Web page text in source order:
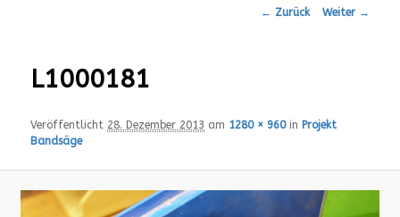
← Zurück Weiter →
L1000181
Veröffentlicht 28. Dezember 2013 am 1280 × 960in Projekt
Bandsäge